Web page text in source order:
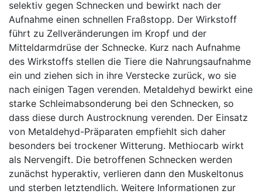
selektiv gegen Schnecken und bewirkt nach der
Aufnahme einen schnellen Fraßstopp. Der Wirkstoff
führt zu Zellveränderungen im Kropf und der
Mitteldarmdrüse der Schnecke. Kurz nach Aufnahme
des Wirkstoffs stellen die Tiere die Nahrungsaufnahme
ein und ziehen sich in ihre Verstecke zurück, wo sie
nach einigen Tagen verenden. Metaldehyd bewirkt eine
starke Schleimabsonderung bei den Schnecken, so
dass diese durch Austrocknung verenden. Der Einsatz
von Metaldehyd-Präparaten empfiehlt sich daher
besonders bei trockener Witterung. Methiocarb wirkt
als Nervengift. Die betroffenen Schnecken werden
zunächst hyperaktiv, verlieren dann den Muskeltonus
und sterben letztendlich. Weitere Informationen zur